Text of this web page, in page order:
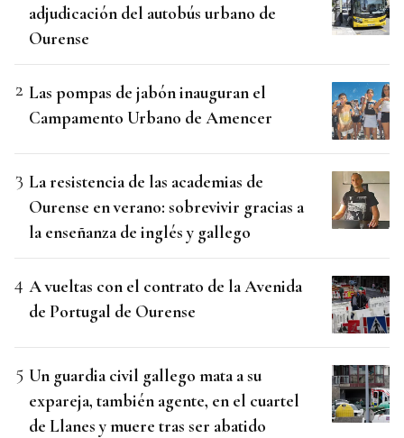
adjudicación del autobús urbano de
Ourense
Las pompas de jabón inauguran el
Campamento Urbano de Amencer
La resistencia de las academias de
Ourense en verano: sobrevivir gracias a
la enseñanza de inglés y gallego
A vueltas con el contrato de la Avenida
de Portugal de Ourense
Un guardia civil gallego mata a su
expareja, también agente, en el cuartel
de Llanes y muere tras ser abatido